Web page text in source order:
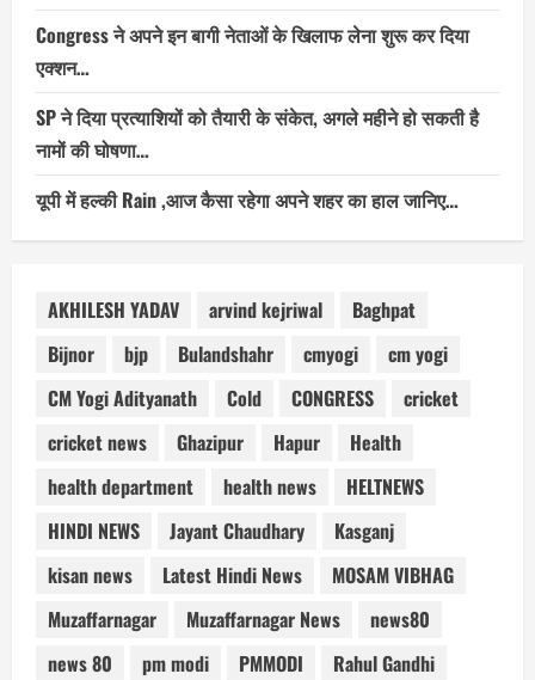
Congress ने अपने इन बागी नेताओं के खिलाफ लेना शुरू कर दिया
एक्शन…
SP ने दिया प्रत्याशियों को तैयारी के संकेत, अगले महीने हो सकती है
नामों की घोषणा…
यूपी में हल्की Rain ,आज कैसा रहेगा अपने शहर का हाल जानिए…
AKHILESH YADAV arvind kejriwal
Baghpat
Bijnor
bjp Bulandshahr cmyogi
cm yogi
CM Yogi Adityanath
Cold CONGRESS
cricket
cricket news
Ghazipur Hapur
Health
health department
health news
HELTNEWS
HINDI NEWS
Jayant Chaudhary
Kasganj
kisan news
Latest Hindi News
MOSAM VIBHAG
Muzaffarnagar
Muzaffarnagar News
news80
news 80
pm modi PMMODI
Rahul Gandhi